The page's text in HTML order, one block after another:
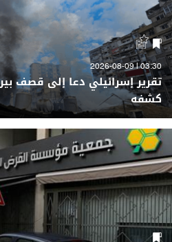
03:30 | 2026-08-09
تقرير إسرائيلي دعا إلى قصف
كشفه